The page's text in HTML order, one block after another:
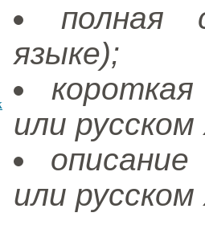
полная
языке);
или русском
или русском